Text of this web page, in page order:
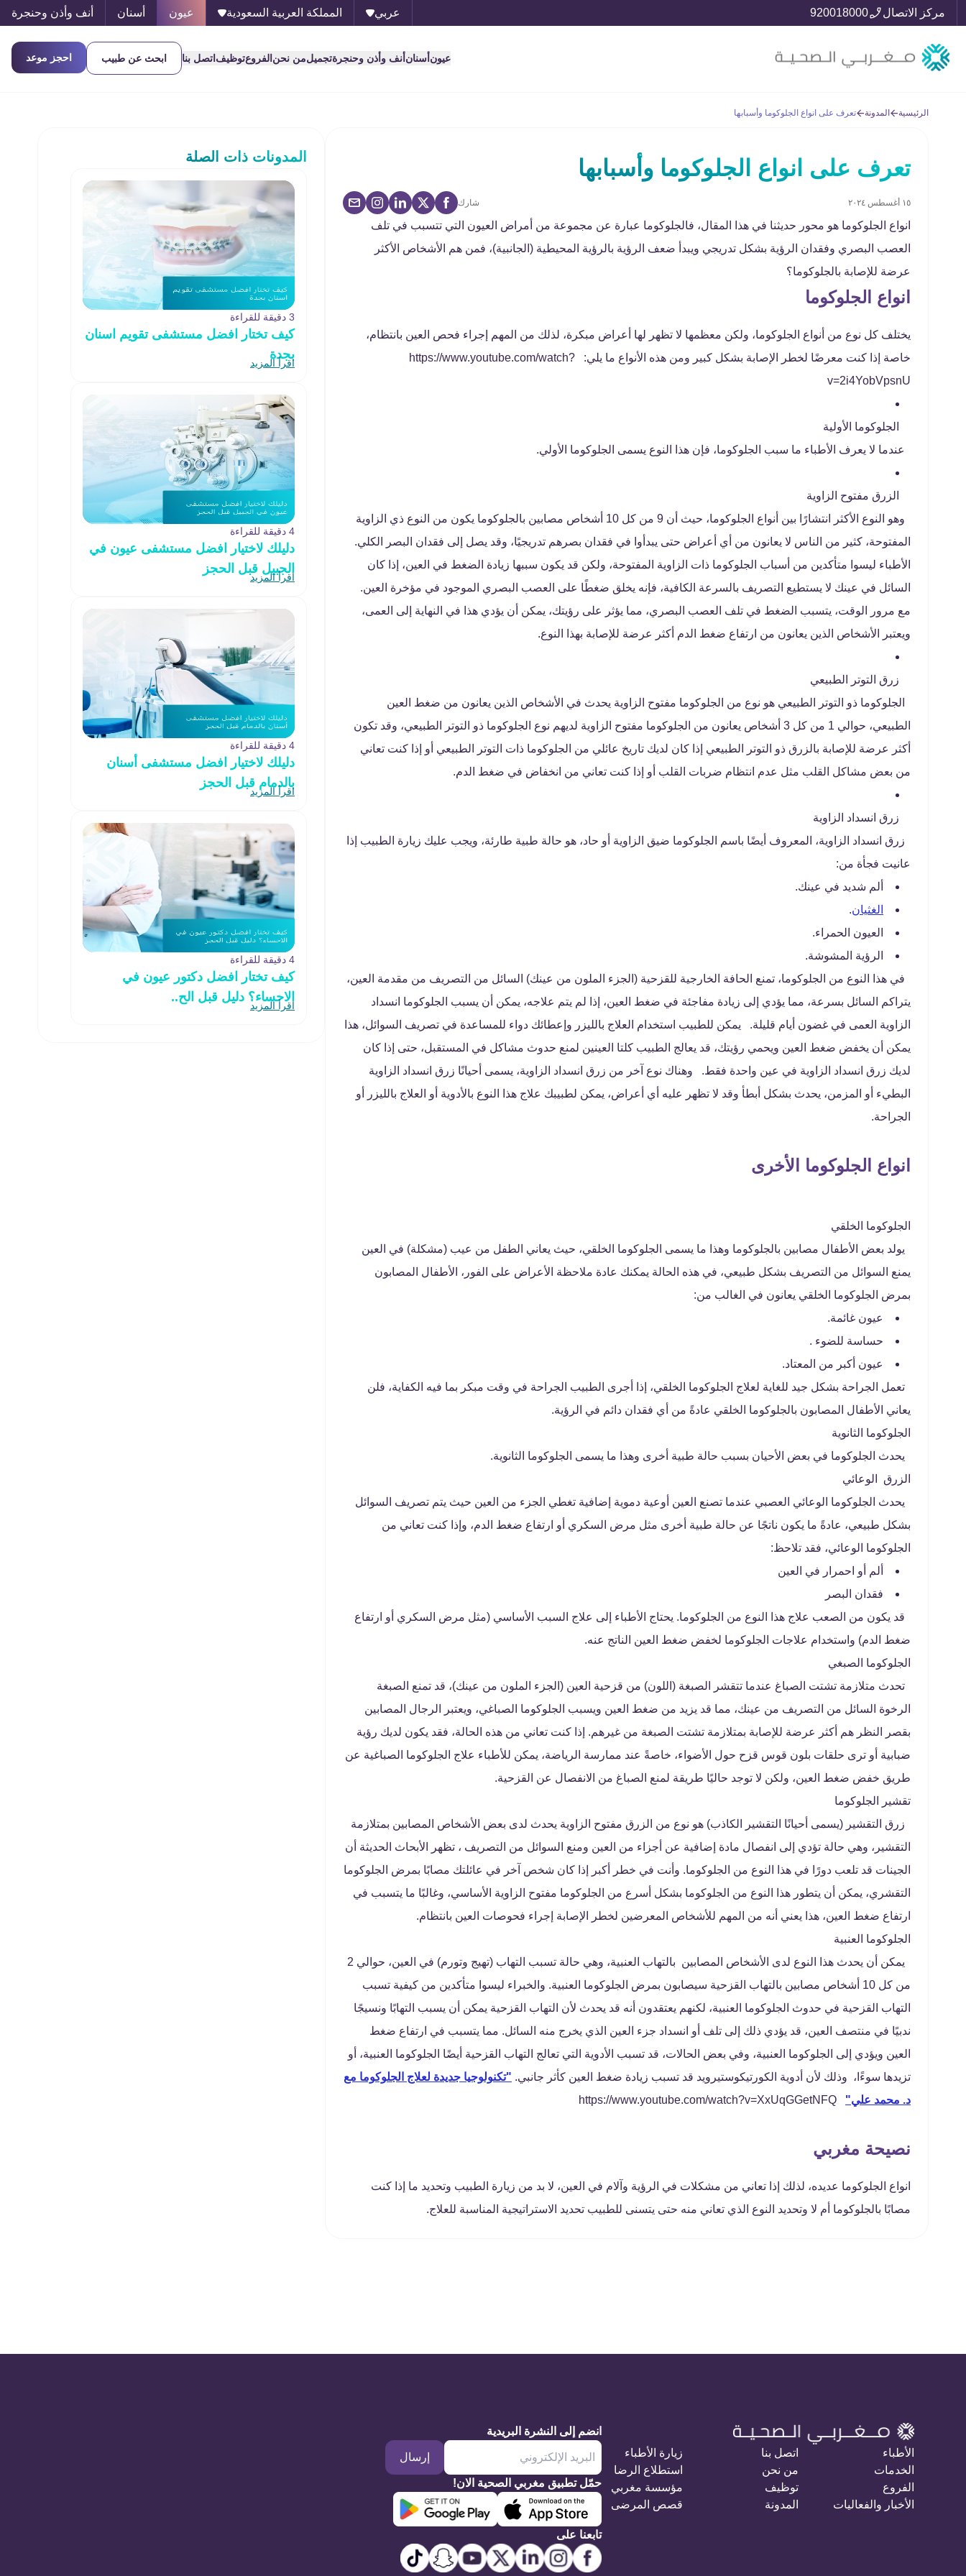
مركز الاتصال 920018000 عربي المملكة العربية السعودية عيون أسنان أنف وأذن وحنجرة
عيون أسنان أنف وأذن وحنجرةتجميلمن نحن الفروعتوظيف اتصل بنا ابحث عن طبيب احجز موعد
الرئيسية المدونة تعرف على انواع الجلوكوما وأسبابها
تعرف على انواع الجلوكوما وأسبابها
١٥ أغسطس ٢٠٢٤ شارك
انواع الجلوكوما هو محور حديثنا في هذا المقال، فالجلوكوما عبارة عن مجموعة من أمراض العيون التي تتسبب في تلف
العصب البصري وفقدان الرؤية بشكل تدريجي ويبدأ ضعف الرؤية بالرؤية المحيطية (الجانبية)، فمن هم الأشخاص الأكثر
عرضة للإصابة بالجلوكوما؟
انواع الجلوكوما
يختلف كل نوع من أنواع الجلوكوما، ولكن معظمها لا تظهر لها أعراض مبكرة، لذلك من المهم إجراء فحص العين بانتظام،
خاصة إذا كنت معرضًا لخطر الإصابة بشكل كبير ومن هذه الأنواع ما يلي: https://www.youtube.com/watch?
v=2i4YobVpsnU
الجلوكوما الأولية
عندما لا يعرف الأطباء ما سبب الجلوكوما، فإن هذا النوع يسمى الجلوكوما الأولي.
الزرق مفتوح الزاوية
وهو النوع الأكثر انتشارًا بين أنواع الجلوكوما، حيث أن 9 من كل 10 أشخاص مصابين بالجلوكوما يكون من النوع ذي الزاوية
المفتوحة، كثير من الناس لا يعانون من أي أعراض حتى يبدأوا في فقدان بصرهم تدريجيًا، وقد يصل إلى فقدان البصر الكلي.
الأطباء ليسوا متأكدين من أسباب الجلوكوما ذات الزاوية المفتوحة، ولكن قد يكون سببها زيادة الضغط في العين، إذا كان
السائل في عينك لا يستطيع التصريف بالسرعة الكافية، فإنه يخلق ضغطًا على العصب البصري الموجود في مؤخرة العين.
مع مرور الوقت، يتسبب الضغط في تلف العصب البصري، مما يؤثر على رؤيتك، يمكن أن يؤدي هذا في النهاية إلى العمى،
ويعتبر الأشخاص الذين يعانون من ارتفاع ضغط الدم أكثر عرضة للإصابة بهذا النوع.
زرق التوتر الطبيعي
الجلوكوما ذو التوتر الطبيعي هو نوع من الجلوكوما مفتوح الزاوية يحدث في الأشخاص الذين يعانون من ضغط العين
الطبيعي، حوالي 1 من كل 3 أشخاص يعانون من الجلوكوما مفتوح الزاوية لديهم نوع الجلوكوما ذو التوتر الطبيعي، وقد تكون
أكثر عرضة للإصابة بالزرق ذو التوتر الطبيعي إذا كان لديك تاريخ عائلي من الجلوكوما ذات التوتر الطبيعي أو إذا كنت تعاني
من بعض مشاكل القلب مثل عدم انتظام ضربات القلب أو إذا كنت تعاني من انخفاض في ضغط الدم.
زرق انسداد الزاوية
زرق انسداد الزاوية، المعروف أيضًا باسم الجلوكوما ضيق الزاوية أو حاد، هو حالة طبية طارئة، ويجب عليك زيارة الطبيب إذا
عانيت فجأة من:
ألم شديد في عينك.
الغثيان.
العيون الحمراء.
الرؤية المشوشة.
في هذا النوع من الجلوكوما، تمنع الحافة الخارجية للقزحية (الجزء الملون من عينك) السائل من التصريف من مقدمة العين،
يتراكم السائل بسرعة، مما يؤدي إلى زيادة مفاجئة في ضغط العين، إذا لم يتم علاجه، يمكن أن يسبب الجلوكوما انسداد
الزاوية العمى في غضون أيام قليلة. يمكن للطبيب استخدام العلاج بالليزر وإعطائك دواء للمساعدة في تصريف السوائل، هذا
يمكن أن يخفض ضغط العين ويحمي رؤيتك، قد يعالج الطبيب كلتا العينين لمنع حدوث مشاكل في المستقبل، حتى إذا كان
لديك زرق انسداد الزاوية في عين واحدة فقط. وهناك نوع آخر من زرق انسداد الزاوية، يسمى أحيانًا زرق انسداد الزاوية
البطيء أو المزمن، يحدث بشكل أبطأ وقد لا تظهر عليه أي أعراض، يمكن لطبيبك علاج هذا النوع بالأدوية أو العلاج بالليزر أو
الجراحة.
انواع الجلوكوما الأخرى
الجلوكوما الخلقي
يولد بعض الأطفال مصابين بالجلوكوما وهذا ما يسمى الجلوكوما الخلقي، حيث يعاني الطفل من عيب (مشكلة) في العين
يمنع السوائل من التصريف بشكل طبيعي، في هذه الحالة يمكنك عادة ملاحظة الأعراض على الفور، الأطفال المصابون
بمرض الجلوكوما الخلقي يعانون في الغالب من:
عيون غائمة.
حساسة للضوء .
عيون أكبر من المعتاد.
تعمل الجراحة بشكل جيد للغاية لعلاج الجلوكوما الخلقي، إذا أجرى الطبيب الجراحة في وقت مبكر بما فيه الكفاية، فلن
يعاني الأطفال المصابون بالجلوكوما الخلقي عادةً من أي فقدان دائم في الرؤية.
الجلوكوما الثانوية
يحدث الجلوكوما في بعض الأحيان بسبب حالة طبية أخرى وهذا ما يسمى الجلوكوما الثانوية.
الزرق الوعائي
يحدث الجلوكوما الوعائي العصبي عندما تصنع العين أوعية دموية إضافية تغطي الجزء من العين حيث يتم تصريف السوائل
بشكل طبيعي، عادةً ما يكون ناتجًا عن حالة طبية أخرى مثل مرض السكري أو ارتفاع ضغط الدم، وإذا كنت تعاني من
الجلوكوما الوعائي، فقد تلاحظ:
ألم أو احمرار في العين
فقدان البصر
قد يكون من الصعب علاج هذا النوع من الجلوكوما. يحتاج الأطباء إلى علاج السبب الأساسي (مثل مرض السكري أو ارتفاع
ضغط الدم) واستخدام علاجات الجلوكوما لخفض ضغط العين الناتج عنه.
الجلوكوما الصبغي
تحدث متلازمة تشتت الصباغ عندما تتقشر الصبغة (اللون) من قزحية العين (الجزء الملون من عينك)، قد تمنع الصبغة
الرخوة السائل من التصريف من عينك، مما قد يزيد من ضغط العين ويسبب الجلوكوما الصباغي، ويعتبر الرجال المصابين
بقصر النظر هم أكثر عرضة للإصابة بمتلازمة تشتت الصبغة من غيرهم. إذا كنت تعاني من هذه الحالة، فقد يكون لديك رؤية
ضبابية أو ترى حلقات بلون قوس قزح حول الأضواء، خاصةً عند ممارسة الرياضة، يمكن للأطباء علاج الجلوكوما الصباغية عن
طريق خفض ضغط العين، ولكن لا توجد حاليًا طريقة لمنع الصباغ من الانفصال عن القزحية.
تقشير الجلوكوما
زرق التقشير (يسمى أحيانًا التقشير الكاذب) هو نوع من الزرق مفتوح الزاوية يحدث لدى بعض الأشخاص المصابين بمتلازمة
التقشير، وهي حالة تؤدي إلى انفصال مادة إضافية عن أجزاء من العين ومنع السوائل من التصريف ، تظهر الأبحاث الحديثة أن
الجينات قد تلعب دورًا في هذا النوع من الجلوكوما. وأنت في خطر أكبر إذا كان شخص آخر في عائلتك مصابًا بمرض الجلوكوما
التقشري، يمكن أن يتطور هذا النوع من الجلوكوما بشكل أسرع من الجلوكوما مفتوح الزاوية الأساسي، وغالبًا ما يتسبب في
ارتفاع ضغط العين، هذا يعني أنه من المهم للأشخاص المعرضين لخطر الإصابة إجراء فحوصات العين بانتظام.
الجلوكوما العنبية
يمكن أن يحدث هذا النوع لدى الأشخاص المصابين بالتهاب العنبية، وهي حالة تسبب التهاب (تهيج وتورم) في العين، حوالي 2
من كل 10 أشخاص مصابين بالتهاب القزحية سيصابون بمرض الجلوكوما العنبية. والخبراء ليسوا متأكدين من كيفية تسبب
التهاب القزحية في حدوث الجلوكوما العنبية، لكنهم يعتقدون أنه قد يحدث لأن التهاب القزحية يمكن أن يسبب التهابًا ونسيجًا
ندبيًا في منتصف العين، قد يؤدي ذلك إلى تلف أو انسداد جزء العين الذي يخرج منه السائل. مما يتسبب في ارتفاع ضغط
العين ويؤدي إلى الجلوكوما العنبية، وفي بعض الحالات، قد تسبب الأدوية التي تعالج التهاب القزحية أيضًا الجلوكوما العنبية، أو
تزيدها سوءًا، وذلك لأن أدوية الكورتيكوستيرويد قد تسبب زيادة ضغط العين كأثر جانبي. "تكنولوجيا جديدة لعلاج الجلوكوما مع
د. محمد علي"
نصيحة مغربي
انواع الجلوكوما عديده، لذلك إذا تعاني من مشكلات في الرؤية وآلام في العين، لا بد من زيارة الطبيب وتحديد ما إذا كنت
مصابًا بالجلوكوما أم لا وتحديد النوع الذي تعاني منه حتى يتسنى للطبيب تحديد الاستراتيجية المناسبة للعلاج.
المدونات ذات الصلة
3 دقيقة للقراءة
كيف تختار افضل مستشفى تقويم اسنان
بجدة
اقرأ المزيد
4 دقيقة للقراءة
دليلك لاختيار افضل مستشفى عيون في
الجبيل قبل الحجز
اقرأ المزيد
4 دقيقة للقراءة
دليلك لاختيار افضل مستشفى أسنان
بالدمام قبل الحجز
اقرأ المزيد
4 دقيقة للقراءة
كيف تختار افضل دكتور عيون في
الاحساء؟ دليل قبل الح..
اقرأ المزيد
الأطباء
الخدمات
الفروع
الأخبار والفعاليات
اتصل بنا
من نحن
توظيف
المدونة
زيارة الأطباء
استطلاع الرضا
مؤسسة مغربي
قصص المرضى
انضم إلى النشرة البريدية
إرسال
حمّل تطبيق مغربي الصحية الان!
تابعنا على